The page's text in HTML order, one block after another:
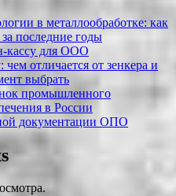
в металлообработке: как
последние годы
кассу для ООО
отличается от зенкера и
выбрать
промышленного
в России
документации ОПО